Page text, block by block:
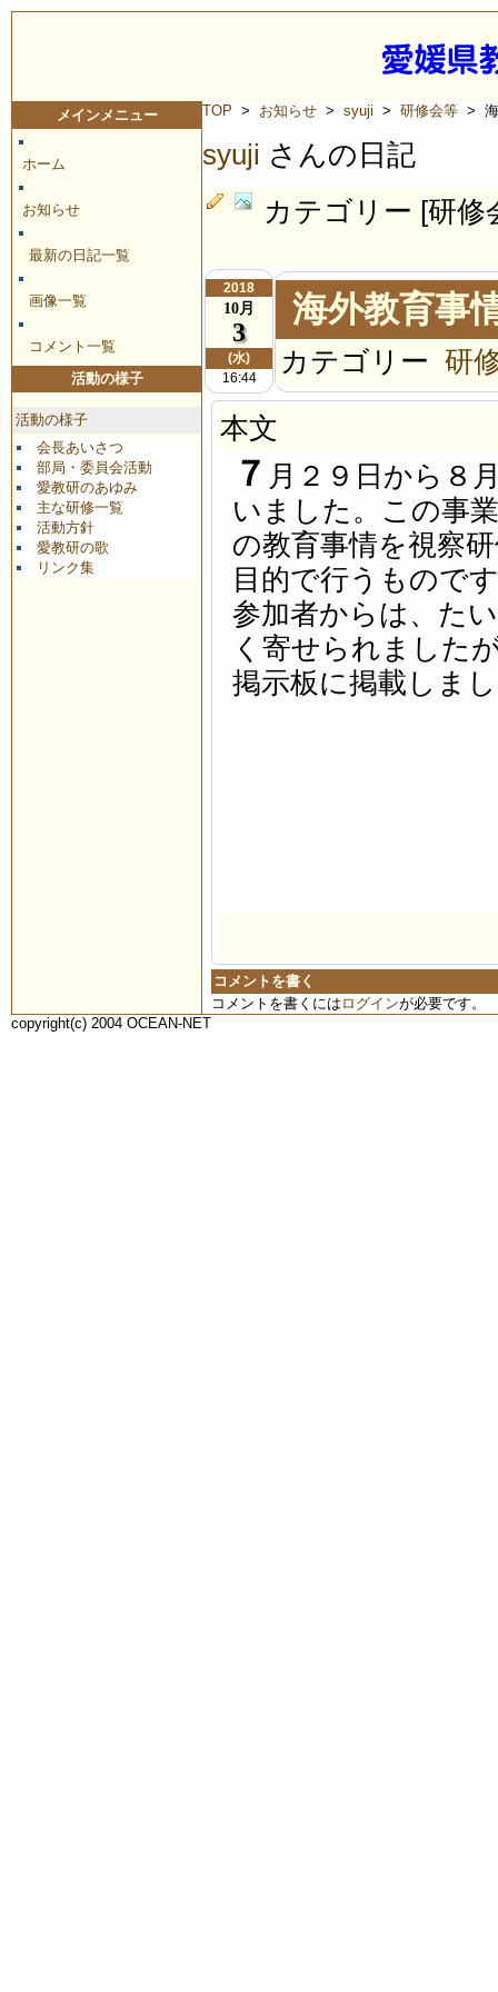
メインメニュー
ホーム
お知らせ
最新の日記一覧
画像一覧
コメント一覧
活動の様子
活動の様子
会長あいさつ
部局・委員会活動
愛教研のあゆみ
主な研修一覧
活動方針
愛教研の歌
リンク集
TOP > お知らせ > syuji > 研修会等 > 海
syuji さんの日記
カテゴリー [研
2018
10月
3
(水)
16:44
海外教育事
カテゴリー 研
本文
７ 月２９日から８
いました。この事
の教育事情を視察
目的で行うもので
参加者からは、た
く寄せられました
掲示板に掲載しま
コメントを書く
コメントを書くには ログインが必要です。
copyright(c) 2004 OCEAN-NET